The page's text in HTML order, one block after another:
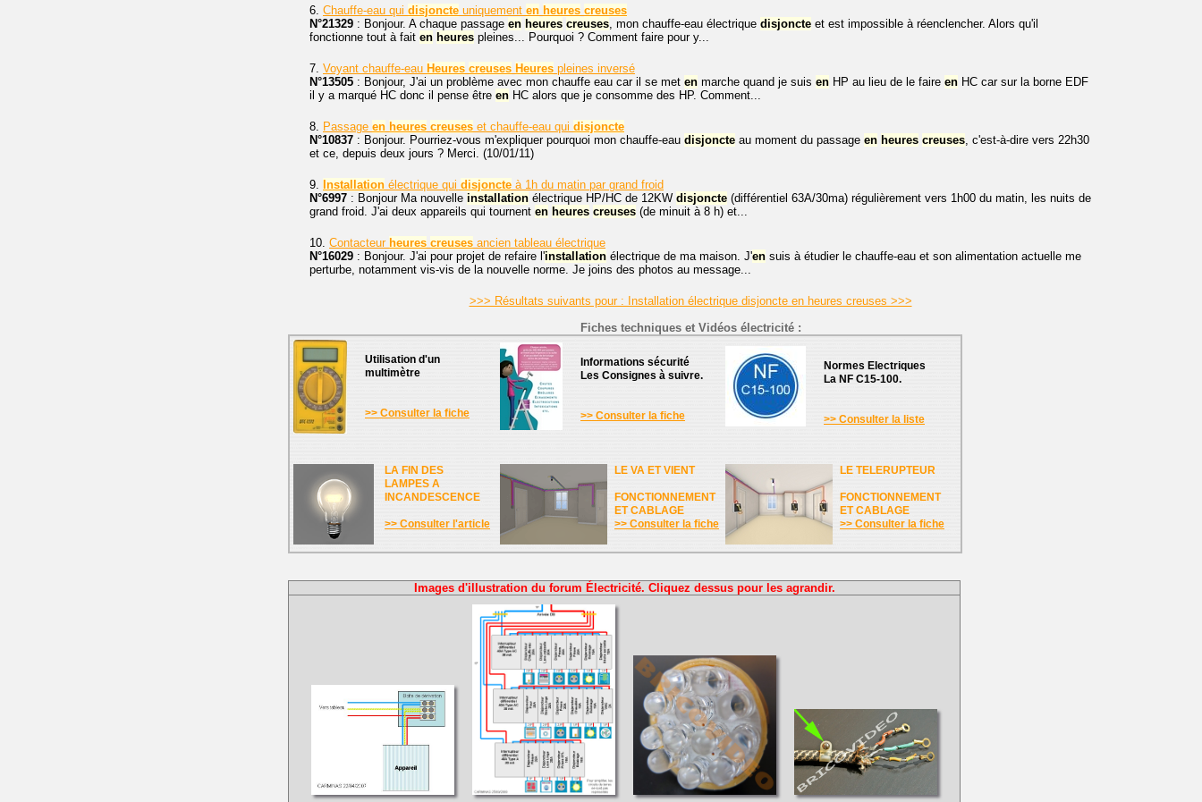
6. Chauffe-eau qui disjoncte uniquement en heures creuses
N°21329 : Bonjour. A chaque passage en heures creuses, mon chauffe-eau électrique disjoncte et est impossible à réenclencher. Alors qu'il
fonctionne tout à fait en heures pleines... Pourquoi ? Comment faire pour y...
7. Voyant chauffe-eau Heures creuses Heures pleines inversé
N°13505 : Bonjour, J'ai un problème avec mon chauffe eau car il se met en marche quand je suis en HP au lieu de le faire en HC car sur la borne EDF
il y a marqué HC donc il pense être en HC alors que je consomme des HP. Comment...
8. Passage en heures creuses et chauffe-eau qui disjoncte
N°10837 : Bonjour. Pourriez-vous m'expliquer pourquoi mon chauffe-eau disjoncte au moment du passage en heures creuses, c'est-à-dire vers 22h30
et ce, depuis deux jours ? Merci. (10/01/11)
9. Installation électrique qui disjoncte à 1h du matin par grand froid
N°6997 : Bonjour Ma nouvelle installation électrique HP/HC de 12KW disjoncte (différentiel 63A/30ma) régulièrement vers 1h00 du matin, les nuits de
grand froid. J'ai deux appareils qui tournent en heures creuses (de minuit à 8 h) et...
10. Contacteur heures creuses ancien tableau électrique
N°16029 : Bonjour. J'ai pour projet de refaire l'installation électrique de ma maison. J'en suis à étudier le chauffe-eau et son alimentation actuelle me
perturbe, notamment vis-vis de la nouvelle norme. Je joins des photos au message...
>>> Résultats suivants pour : Installation électrique disjoncte en heures creuses >>>
Fiches techniques et Vidéos électricité :
Utilisation d'un
multimètre
>> Consulter la fiche
Informations sécurité
Les Consignes à suivre.
>> Consulter la fiche
Normes Electriques
La NF C15-100.
>> Consulter la liste
LA FIN DES
LAMPES A
INCANDESCENCE
>> Consulter l'article
LE VA ET VIENT
FONCTIONNEMENT
ET CABLAGE
>> Consulter la fiche
LE TELERUPTEUR
FONCTIONNEMENT
ET CABLAGE
>> Consulter la fiche
Images d'illustration du forum Électricité. Cliquez dessus pour les agrandir.